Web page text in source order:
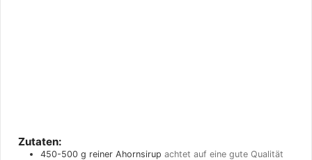
Zutaten:
450-500 g reiner Ahornsirup achtet auf eine gute Qualität